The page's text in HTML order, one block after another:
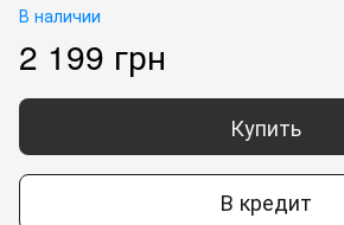
В наличии
2 199 грн
Купить
В кредит